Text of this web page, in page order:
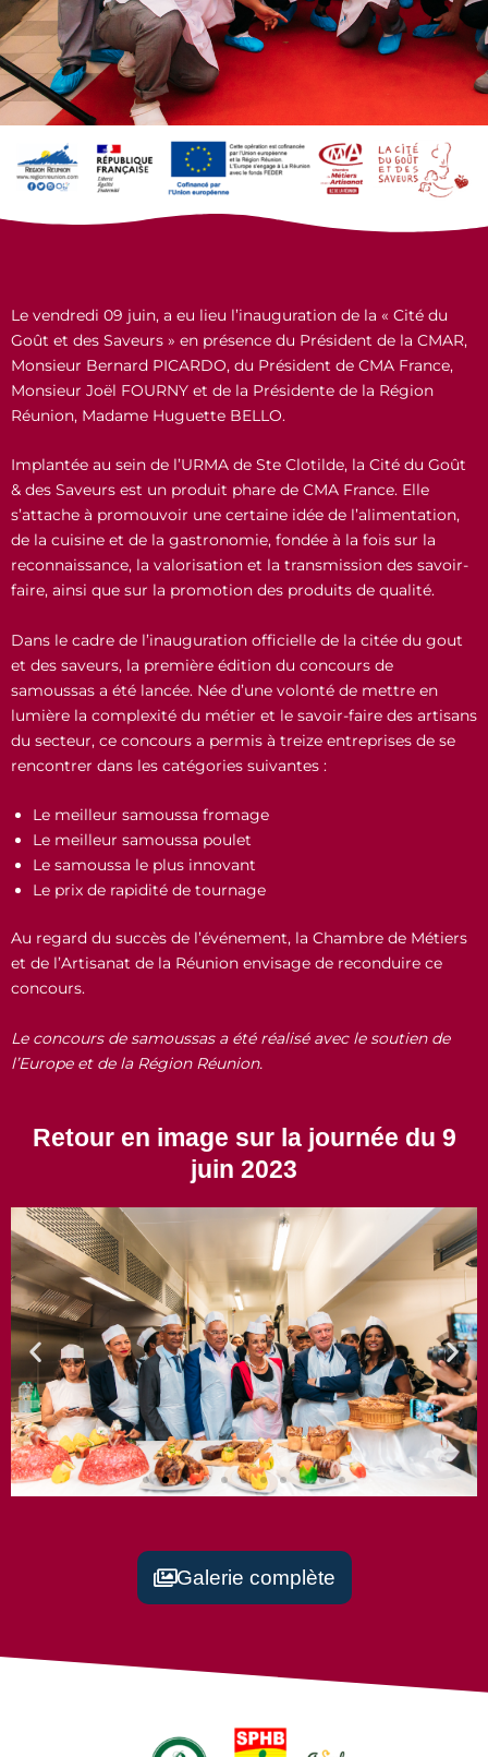
Le vendredi 09 juin, a eu lieu l’inauguration de la « Cité du
Goût et des Saveurs » en présence du Président de la CMAR,
Monsieur Bernard PICARDO, du Président de CMA France,
Monsieur Joël FOURNY et de la Présidente de la Région
Réunion, Madame Huguette BELLO.
Implantée au sein de l’URMA de Ste Clotilde, la Cité du Goût
& des Saveurs est un produit phare de CMA France. Elle
s’attache à promouvoir une certaine idée de l’alimentation,
de la cuisine et de la gastronomie, fondée à la fois sur la
reconnaissance, la valorisation et la transmission des savoir-
faire, ainsi que sur la promotion des produits de qualité.
Dans le cadre de l’inauguration officielle de la citée du gout
et des saveurs, la première édition du concours de
samoussas a été lancée. Née d’une volonté de mettre en
lumière la complexité du métier et le savoir-faire des artisans
du secteur, ce concours a permis à treize entreprises de se
rencontrer dans les catégories suivantes :
Le meilleur samoussa fromage
Le meilleur samoussa poulet
Le samoussa le plus innovant
Le prix de rapidité de tournage
Au regard du succès de l’événement, la Chambre de Métiers
et de l’Artisanat de la Réunion envisage de reconduire ce
concours.
Le concours de samoussas a été réalisé avec le soutien de
l’Europe et de la Région Réunion.
Retour en image sur la journée du 9
juin 2023
notre patrimoine gastronomique
Galerie complète